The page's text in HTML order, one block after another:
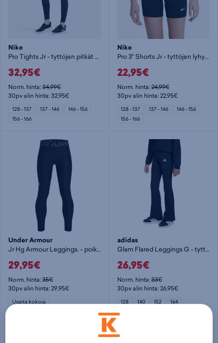
Nike
Pro Tights Jr - tyttöjen pitkät trikoot
32,95€
Norm. hinta:34,99€
30pv alin hinta: 32,95€
128 - 137 137 - 146
146 - 156
156 - 166
Nike
Pro 3" Shorts Jr - tyttöjen lyhyet trikoot
22,95€
Norm. hinta:24,99€
30pv alin hinta: 22,95€
128 - 137 137 - 146
146 - 156
156 - 166
Under Armour
Jr Hg Armour Leggings. - poikien pitkät trikoot
29,95€
Norm. hinta:35€
30pv alin hinta: 29,95€
Useita kokoja
adidas
Glam Flared Leggings G - tyttöjen pitkät trikoot
26,95€
Norm. hinta:33€
30pv alin hinta: 26,95€
128 140 152 164